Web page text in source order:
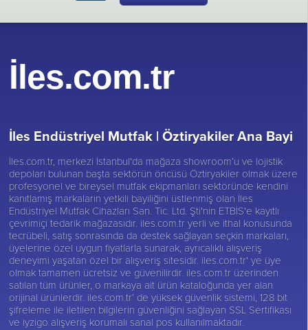
İles.com.tr
İles Endüstriyel Mutfak |Öztiryakiler Ana Bayi
İles.com.tr, merkezi İstanbul'da mağaza showroom’u ve lojistik
depoları bulunan başta sektörün öncüsü Öztiryakiler olmak üzere
profesyonel ve bireysel mutfak ekipmanları sektöründe kendini
kanıtlamış markaların yetkili bayiliğini üstlenmiş olan İles
Endüstriyel Mutfak Cihazları San. Tic. Ltd. Şti'nin ETBİS'e kayıtlı
çevrimiçi tedarik mağazasıdır. iles.com.tr yerli ve ithal konusunda
tecrübeli, satış sonrasında da destek sağlayan seçkin markaları,
üyelerine özel uygun fiyatlarla sunarak, ayrıcalıklı alışveriş
deneyimi yaşatan özel bir alışveriş sitesidir. iles.com.tr' ye üye
olmak tamamen ücretsiz ve güvenilirdir. iles.com.tr üzerinden
satılan tüm ürünler, o markaya ait ürün kataloğunda yer alan
orijinal ürünlerdir. iles.com.tr’ de yüksek güvenlik sistemi, 128 bit
şifreleme ile iletilen bilgilerin güvenliğini sağlayan SSL Sertifikası
ve iyzigo alışveriş korumalı sanal pos kullanılmaktadır.